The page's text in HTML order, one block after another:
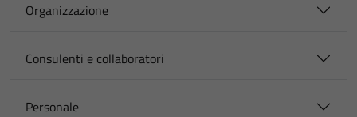
Organizzazione
Consulenti e collaboratori
Personale